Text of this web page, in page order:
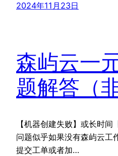
2024年11月23日
森屿云一
题解答（
【机器创建失败】或长时
问题似乎如果没有森屿云工
提交工单或者加…